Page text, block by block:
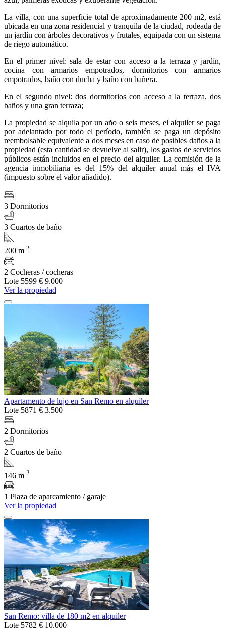
La villa, con una superficie total de aproximadamente 200 m2, está
ubicada en una zona residencial y tranquila de la ciudad, rodeada de
un jardín con árboles decorativos y frutales, equipada con un sistema
de riego automático.
En el primer nivel: sala de estar con acceso a la terraza y jardín,
cocina con armarios empotrados, dormitorios con armarios
empotrados, baño con ducha y baño con bañera.
En el segundo nivel: dos dormitorios con acceso a la terraza, dos
baños y una gran terraza;
La propiedad se alquila por un año o seis meses, el alquiler se paga
por adelantado por todo el período, también se paga un depósito
reembolsable equivalente a dos meses en caso de posibles daños a la
propiedad (esta cantidad se devuelve al salir), los gastos de servicios
públicos están incluidos en el precio del alquiler. La comisión de la
agencia inmobiliaria es del 15% del alquiler anual más el IVA
(impuesto sobre el valor añadido).
3 Dormitorios
3 Cuartos de baño
200 m 2
2 Cocheras / cocheras
Lote 5599 € 9.000
Ver la propiedad
Apartamento de lujo en San Remo en alquiler
Lote 5871 € 3.500
2 Dormitorios
2 Cuartos de baño
146 m 2
1 Plaza de aparcamiento / garaje
Ver la propiedad
San Remo: villa de 180 m2 en alquiler
Lote 5782 € 10.000